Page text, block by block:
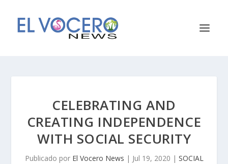
CELEBRATING AND
CREATING INDEPENDENCE
WITH SOCIAL SECURITY
Publicado por El Vocero News | Jul 19, 2020 | SOCIAL